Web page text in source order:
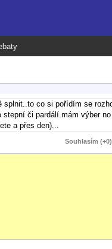
co si pořídím se
či pardálí.mám výber
a přes den)...
Souhlasím (+0)